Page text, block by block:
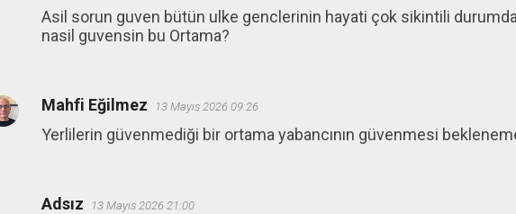
Asil sorun guven bütün ulke genclerinin hayati çok sikintili
nasil guvensin bu Ortama?
Mahfi Eğilmez 13 Mayıs 2026 09:26
Yerlilerin güvenmediği bir ortama yabancının güvenmesi
Adsız 13 Mayıs 2026 21:00